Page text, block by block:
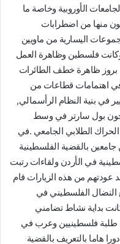
الأوروبية وخاصة ما
منها من اضطرابات
اليسارية من ماويين
وكانت فلسطين وظاهرة العمل
بروز ظاهرة خطف الطائرات
اهتمامات قطاعات من
في بنية النظام الرأسمالي,
جون بول سارتر في وسط
الطلابي الجامعي .في
جامعين بالقضية الفلسطينية
في الأردن ولقاءات رتبت
عودتهم من هذه الزيارات قام
الفلسطيني في
بداية نشاط تضامني
طلبة فلسطينيين وعرب في
هاما بالتعريف بالقضية